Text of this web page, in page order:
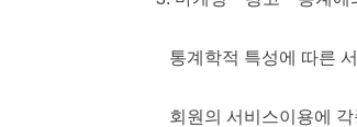
통계학적 특성에 따른
회원의 서비스이용에